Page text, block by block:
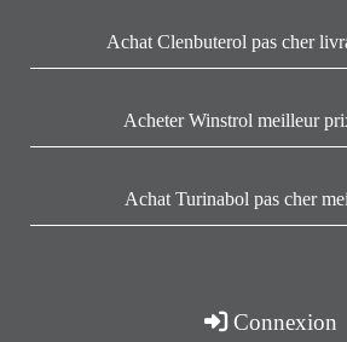
Achat Clenbuterol pas cher
Acheter Winstrol meilleur
Achat Turinabol pas cher
Connexion